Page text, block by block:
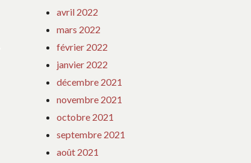
avril 2022
mars 2022
février 2022
janvier 2022
décembre 2021
novembre 2021
octobre 2021
septembre 2021
août 2021